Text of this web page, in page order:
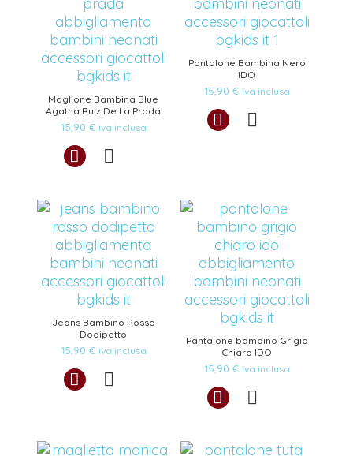
Maglione Bambina Blue
Agatha Ruiz De La Prada
15,90 € iva inclusa
Pantalone Bambina Nero
iDO
15,90 € iva inclusa
Jeans Bambino Rosso
Dodipetto
15,90 € iva inclusa
Pantalone bambino Grigio
Chiaro IDO
15,90 € iva inclusa